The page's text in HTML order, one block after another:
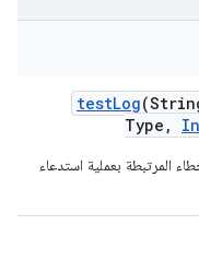
testLog
Type ,
المرتبطة بعملية استدعاء